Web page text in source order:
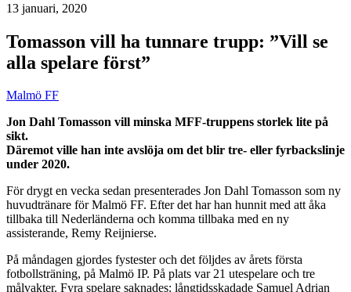
13 januari, 2020
Tomasson vill ha tunnare trupp: ”Vill se
alla spelare först”
Malmö FF
Jon Dahl Tomasson vill minska MFF-truppens storlek lite på
sikt.
Däremot ville han inte avslöja om det blir tre- eller fyrbackslinje
under 2020.
För drygt en vecka sedan presenterades Jon Dahl Tomasson som ny
huvudtränare för Malmö FF. Efter det har han hunnit med att åka
tillbaka till Nederländerna och komma tillbaka med en ny
assisterande, Remy Reijnierse.
På måndagen gjordes fystester och det följdes av årets första
fotbollsträning, på Malmö IP. På plats var 21 utespelare och tre
målvakter. Fyra spelare saknades: långtidsskadade Samuel Adrian